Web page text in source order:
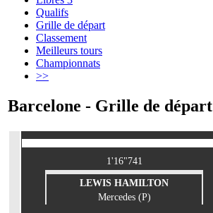
Qualifs
Grille de départ
Classement
Meilleurs tours
Championnats
>>
Barcelone - Grille de départ
1'16"741
LEWIS HAMILTON
Mercedes (P)